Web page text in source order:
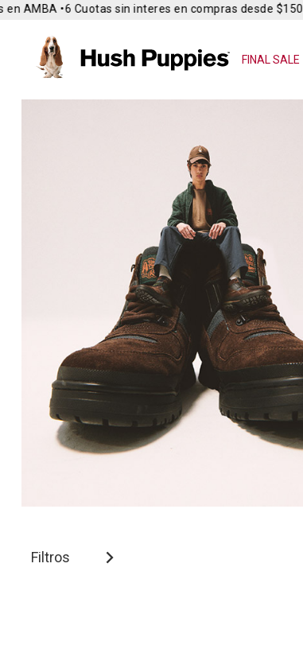
FINAL SALE
•6 Cuotas sin interes en compras desde $150.000
Filtros